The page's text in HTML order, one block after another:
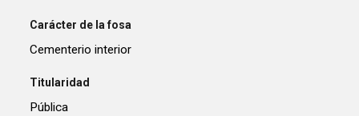
Carácter de la fosa
Cementerio interior
Titularidad
Pública